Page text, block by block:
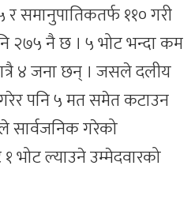
र समानुपातिकतर्फ ११० गरी
२७५ नै छ । ५ भोट भन्दा कम
४ जना छन् । जसले दलीय
गरेर पनि ५ मत समेत कटाउन
सार्वजनिक गरेको
भोट ल्याउने उम्मेदवारको